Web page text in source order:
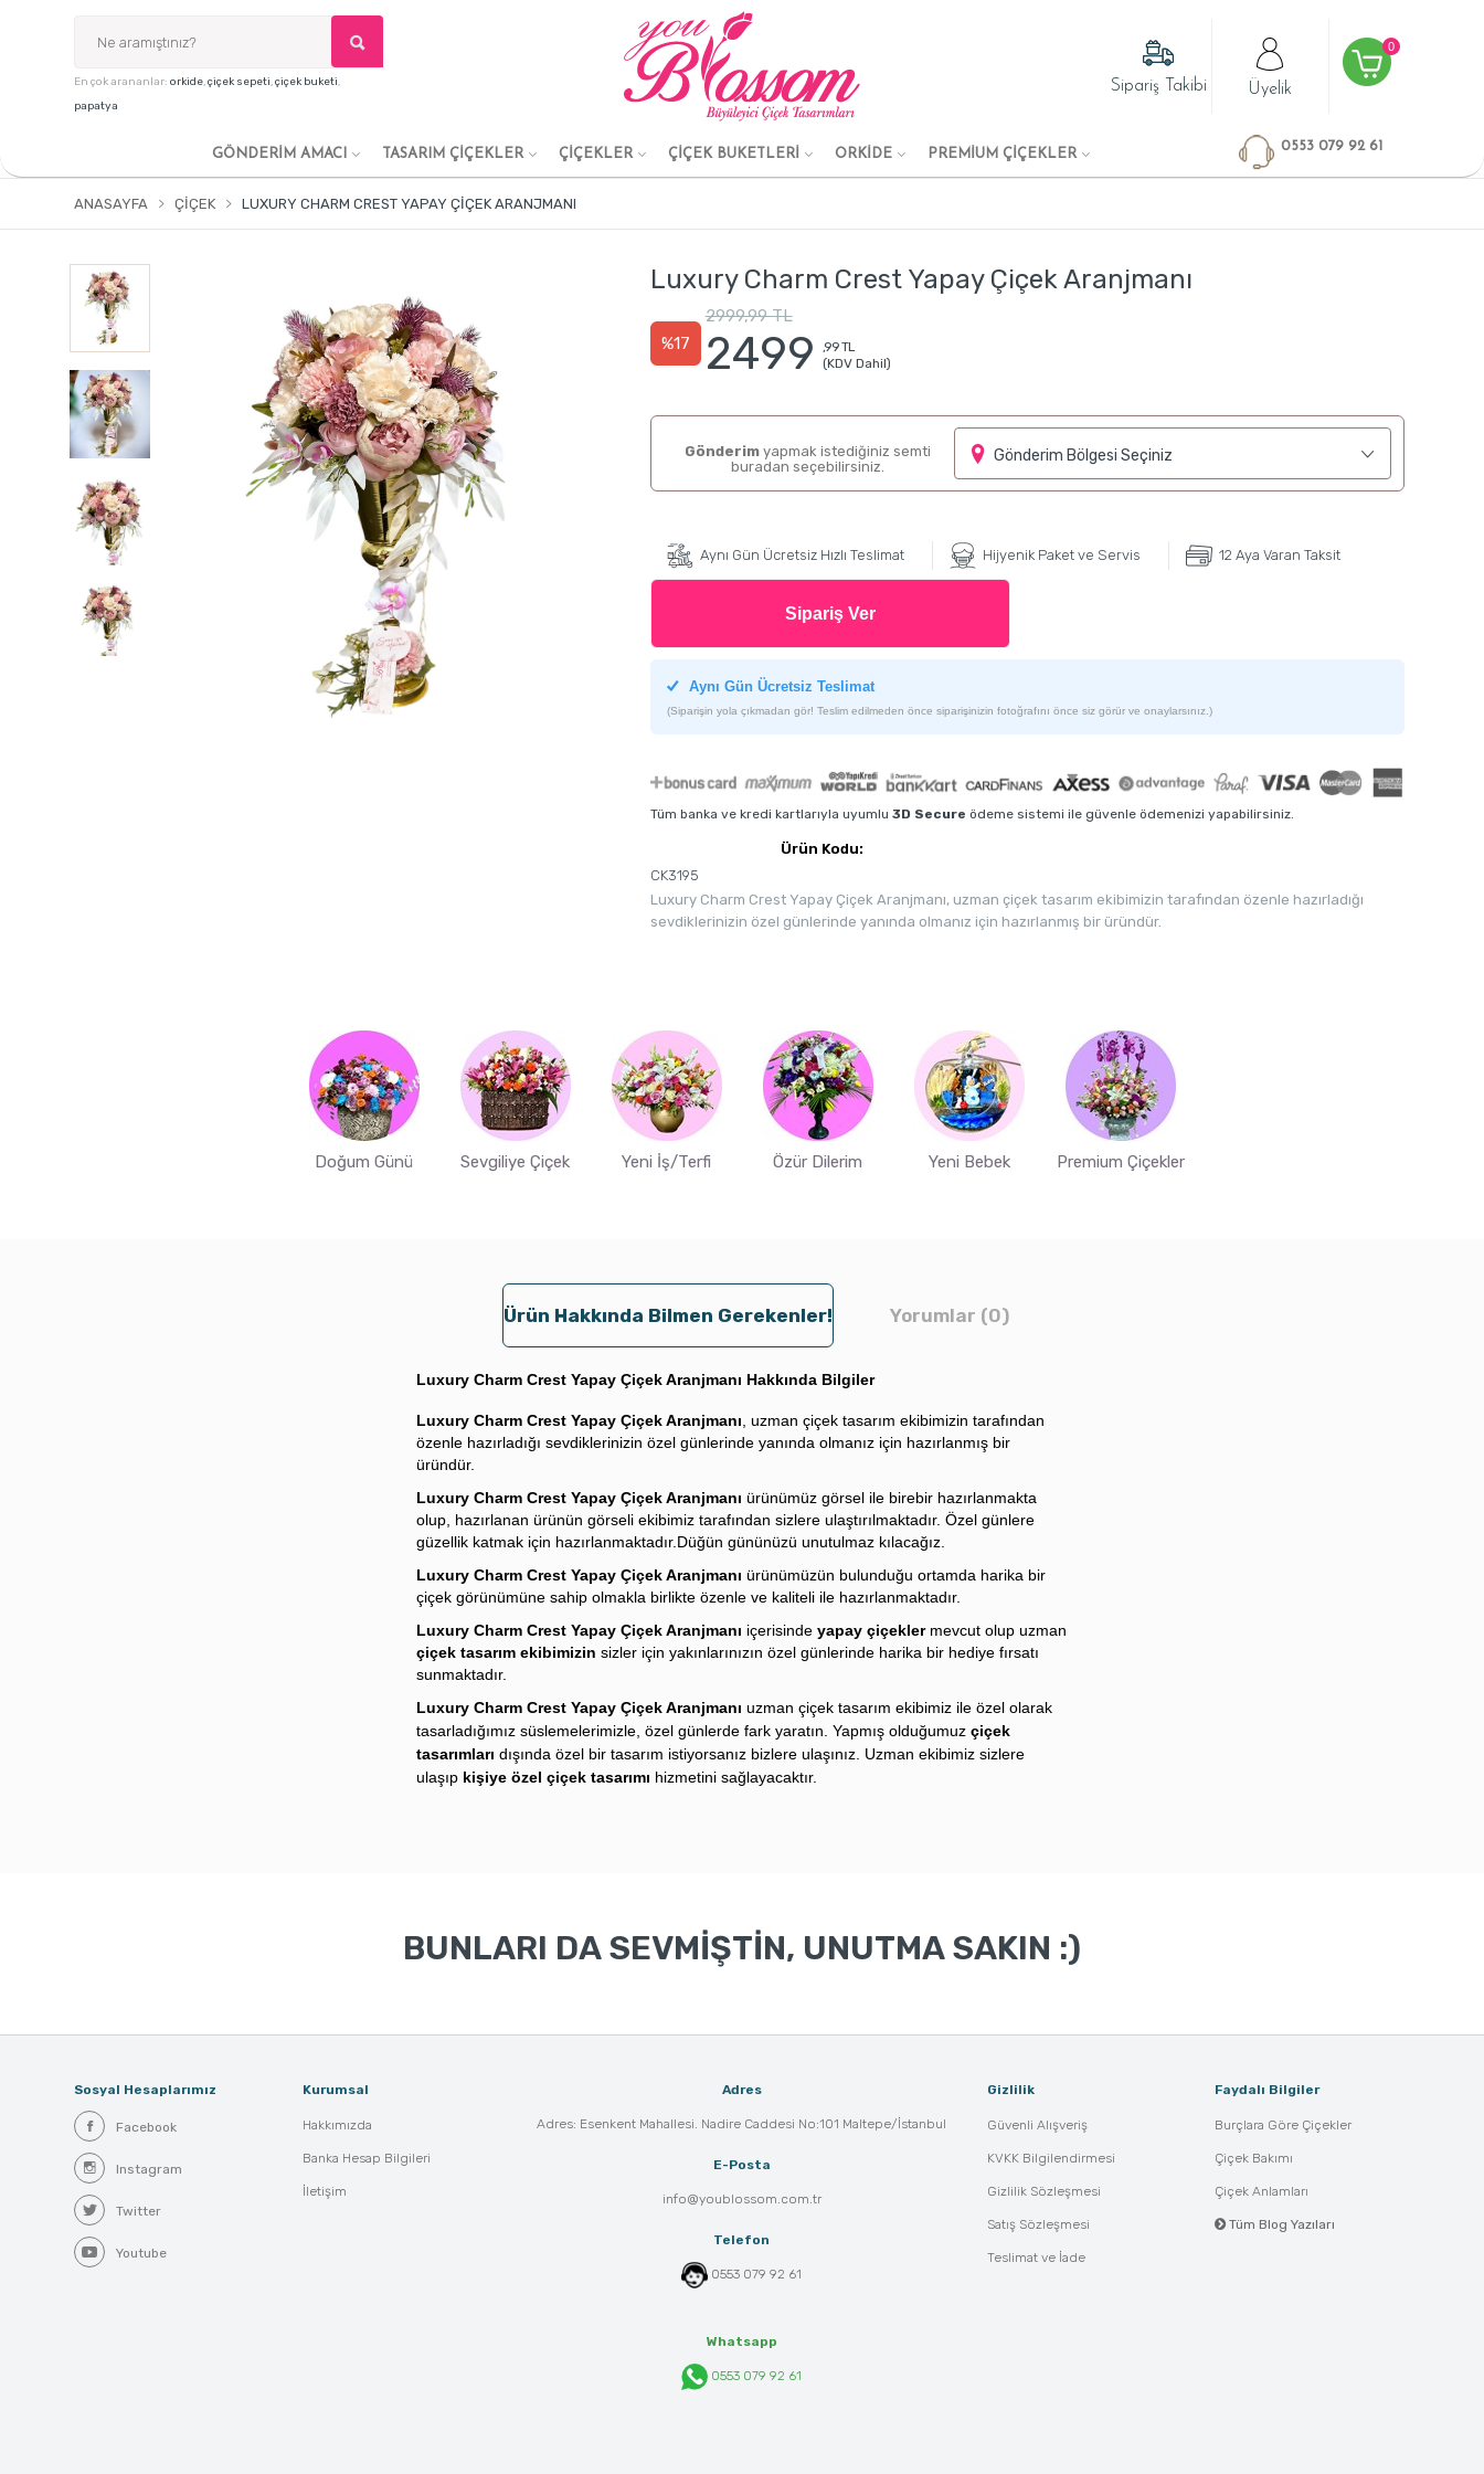
En çok arananlar: orkide,çiçek sepeti,çiçek buketi,
papatya
Sipariş Takibi Üyelik
0
GÖNDERİM AMACI TASARIM ÇİÇEKLER ÇİÇEKLER ÇİÇEK BUKETLERİ ORKİDE PREMİUM ÇİÇEKLER
0553 079 92 61
ANASAYFA ÇIÇEK LUXURY CHARM CREST YAPAY ÇIÇEK ARANJMANI
Luxury Charm Crest Yapay Çiçek Aranjmanı
%17
2999,99 TL
2499
,99 TL
(KDV Dahil)
Gönderim yapmak istediğiniz semti
buradan seçebilirsiniz.
Gönderim Bölgesi Seçiniz
Aynı Gün Ücretsiz Hızlı Teslimat Hijyenik Paket ve Servis 12 Aya Varan Taksit
Sipariş Ver
Aynı Gün Ücretsiz Teslimat
(Siparişin yola çıkmadan gör! Teslim edilmeden önce siparişinizin fotoğrafını önce siz görür ve onaylarsınız.)
Tüm banka ve kredi kartlarıyla uyumlu 3D Secure ödeme sistemi ile güvenle ödemenizi yapabilirsiniz.
Ürün Kodu:
CK3195
Luxury Charm Crest Yapay Çiçek Aranjmanı, uzman çiçek tasarım ekibimizin tarafından özenle hazırladığı
sevdiklerinizin özel günlerinde yanında olmanız için hazırlanmış bir üründür.
Doğum Günü Sevgiliye Çiçek Yeni İş/Terfi Özür Dilerim Yeni Bebek Premium Çiçekler
Ürün Hakkında Bilmen Gerekenler! Yorumlar (0)
Luxury Charm Crest Yapay Çiçek Aranjmanı Hakkında Bilgiler
Luxury Charm Crest Yapay Çiçek Aranjmanı, uzman çiçek tasarım ekibimizin tarafından
özenle hazırladığı sevdiklerinizin özel günlerinde yanında olmanız için hazırlanmış bir
üründür.
Luxury Charm Crest Yapay Çiçek Aranjmanı ürünümüz görsel ile birebir hazırlanmakta
olup, hazırlanan ürünün görseli ekibimiz tarafından sizlere ulaştırılmaktadır. Özel günlere
güzellik katmak için hazırlanmaktadır.Düğün gününüzü unutulmaz kılacağız.
Luxury Charm Crest Yapay Çiçek Aranjmanı ürünümüzün bulunduğu ortamda harika bir
çiçek görünümüne sahip olmakla birlikte özenle ve kaliteli ile hazırlanmaktadır.
Luxury Charm Crest Yapay Çiçek Aranjmanı içerisinde yapay çiçekler mevcut olup uzman
çiçek tasarım ekibimizin sizler için yakınlarınızın özel günlerinde harika bir hediye fırsatı
sunmaktadır.
Luxury Charm Crest Yapay Çiçek Aranjmanı uzman çiçek tasarım ekibimiz ile özel olarak
tasarladığımız süslemelerimizle, özel günlerde fark yaratın. Yapmış olduğumuz çiçek
tasarımları dışında özel bir tasarım istiyorsanız bizlere ulaşınız. Uzman ekibimiz sizlere
ulaşıp kişiye özel çiçek tasarımı hizmetini sağlayacaktır.
BUNLARI DA SEVMİŞTİN, UNUTMA SAKIN :)
Sosyal Hesaplarımız
Facebook
Instagram
Twitter
Youtube
Kurumsal
Hakkımızda
Banka Hesap Bilgileri
İletişim
Adres
Adres: Esenkent Mahallesi. Nadire Caddesi No:101 Maltepe/İstanbul
E-Posta
info@youblossom.com.tr
Telefon
0553 079 92 61
Whatsapp
0553 079 92 61
Gizlilik
Güvenli Alışveriş
KVKK Bilgilendirmesi
Gizlilik Sözleşmesi
Satış Sözleşmesi
Teslimat ve İade
Faydalı Bilgiler
Burçlara Göre Çiçekler
Çiçek Bakımı
Çiçek Anlamları
Tüm Blog Yazıları